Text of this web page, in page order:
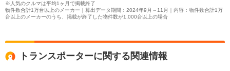
※人気のクルマは平均1ヶ月で掲載終了
物件数合計1万台以上のメーカー｜算出データ期間：2024年9月～11月｜内容：物件数合計1万
台以上のメーカーのうち、掲載が終了した物件数が1,000台以上の場合
トランスポーターに関する関連情報